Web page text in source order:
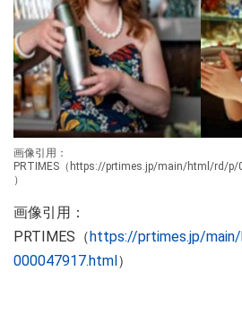
画像引用：
PRTIMES（https://prtimes.jp/main/html/rd/p/
）
画像引用：
PRTIMES（https://prtimes.jp/
000047917.html）